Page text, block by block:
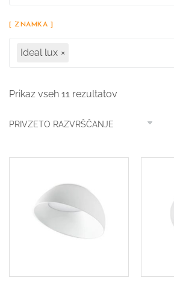
[ ZNAMKA ]
Ideal lux ×
Prikaz vseh 11 rezultatov